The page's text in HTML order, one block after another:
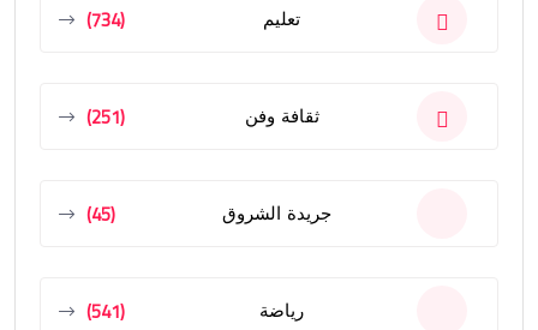
تعليم (734)
ثقافة وفن (251)
جريدة الشروق (45)
رياضة (541)